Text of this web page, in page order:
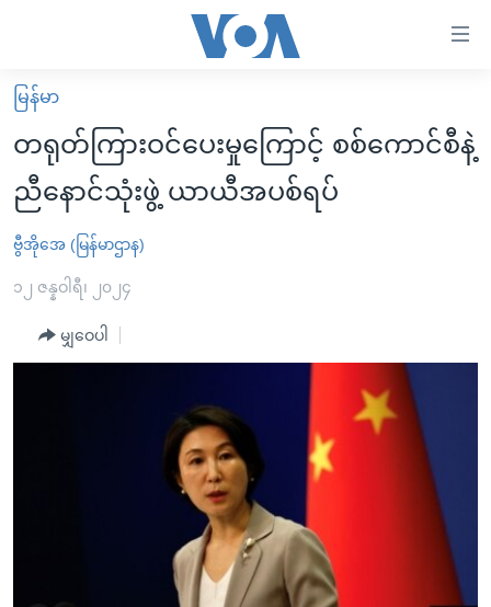
လွယ်ကူ
စေ
သည့်
Link
များ
ပင်မ
မူလစာမျက်နှာ
မြန်မာ
ကမ္ဘာ့သတင်းများ
နိုင်ငံတကာ
အမေရိကန်
အစ္စရေး-ပါလက်စတိုင်း
ဗွီဒီယို
သတင်းလွတ်လပ်ခွင့်
အင်္ဂလိပ်စာလေ့လာမယ်
မကြေးမုံရဲ့ အင်္ဂလိပ်စာ
ရုပ်ရှင်ထဲက အင်္ဂလိပ်စာ
သုတပဒေသာ အင်္ဂလိပ်စာ
ရေဒီယိုနှင့်ရုပ်သံ အချက်အလက်များ
ရေဒီယို/တီဗွီအစီအစဉ်
ဗွီအိုအေ လူမှုကွန်ယက်များ
မြန်မာ
တရုတ်ကြားဝင်ပေးမှုကြောင့် စစ်ကောင်စီနဲ့
ညီနောင်သုံးဖွဲ့ ယာယီအပစ်ရပ်
ဗွီအိုအေ (မြန်မာဌာန)
၁၂ ဇန္နဝါရီ၊ ၂၀၂၄
မျှဝေပါ